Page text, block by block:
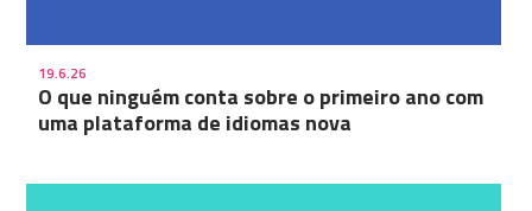
19.6.26
O que ninguém conta sobre o primeiro ano com
uma plataforma de idiomas nova